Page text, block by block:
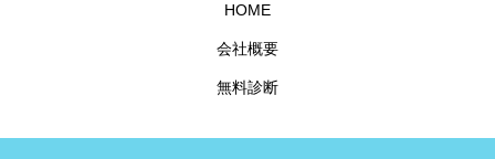
HOME
会社概要
無料診断